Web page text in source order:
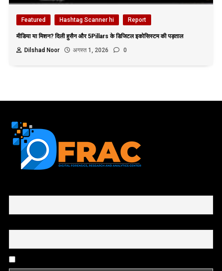
Featured Hashtag Scanner hi Report
मीडिया या मिशन? दिली हुसैन और 5Pillars के डिजिटल इकोसिस्टम की पड़ताल
Dilshad Noor
अगस्त 1, 2026 0